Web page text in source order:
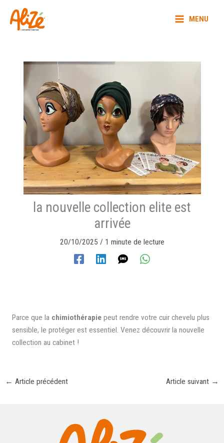
contenu
MENU
la nouvelle collection elite est
arrivée
20/10/2025 / 1 minute de lecture
Parce que la chimiothérapiepeut rendre votre cuir chevelu plus
sensible, le protéger est essentiel. Venez découvrir la nouvelle
collection au cabinet !
← Article précédent Article suivant →